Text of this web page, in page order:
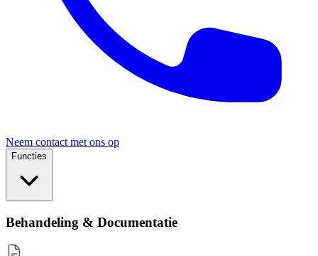
Neem contact met ons op
Functies
Behandeling & Documentatie